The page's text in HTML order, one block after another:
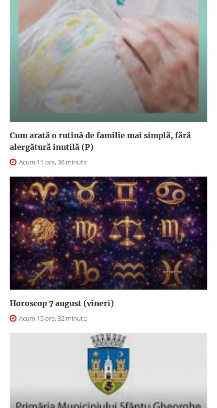
Cum arată o rutină de familie mai simplă, fără
alergătură inutilă (P)
Acum 11 ore, 36 minute
Horoscop 7 august (vineri)
Acum 15 ore, 32 minute